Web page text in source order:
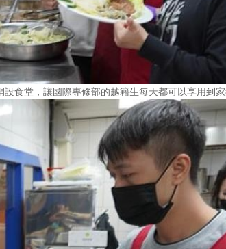
食堂，讓國際專修部的越籍生每天都可以享用到